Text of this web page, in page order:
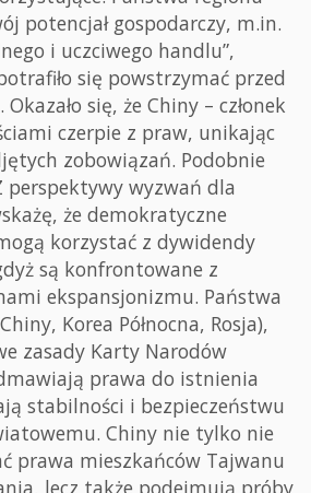
potencjał gospodarczy, m.in.
i uczciwego handlu”,
się powstrzymać przed
się, że Chiny – członek
czerpie z praw, unikając
zobowiązań. Podobnie
perspektywy wyzwań dla
że demokratyczne
korzystać z dywidendy
są konfrontowane z
ekspansjonizmu. Państwa
Korea Północna, Rosja),
zasady Karty Narodów
prawa do istnienia
stabilności i bezpieczeństwu
Chiny nie tylko nie
prawa mieszkańców Tajwanu
lecz także podejmują próby